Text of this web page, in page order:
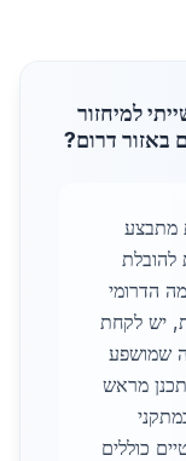
למיחזור
באזור דרום?
מתבצע
להובלת
הדרומי
יש לקחת
שמושפע
מראש
כוללים